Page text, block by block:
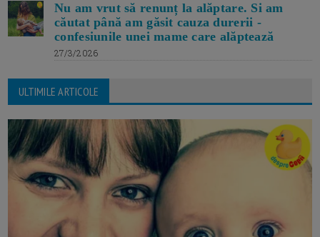
Nu am vrut să renunț la alăptare. Si am
căutat până am găsit cauza durerii -
confesiunile unei mame care alăptează
27/3/2026
ULTIMILE ARTICOLE